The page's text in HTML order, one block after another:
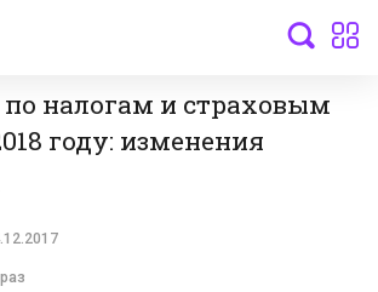
налогам и страховым
году: изменения